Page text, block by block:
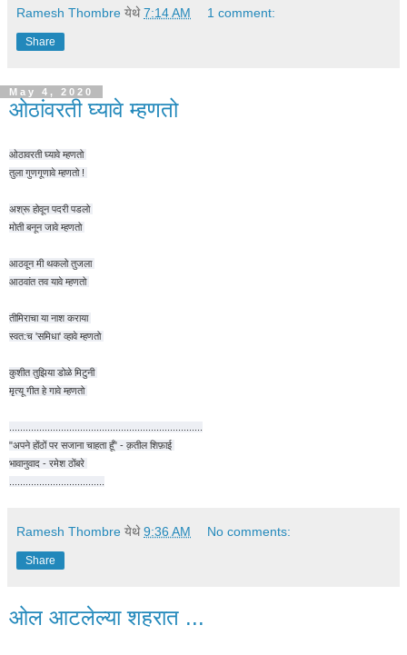
Ramesh Thombre येथे7:14 AM 1 comment:
Share
May 4, 2020
ओठांवरती घ्यावे म्हणतो
ओठावरती घ्यावे म्हणतो
तुला गुणगूणावे म्हणतो !
अश्रू होवून पदरी पडलो
मोती बनून जावे म्हणतो
आठवून मी थकलो तुजला
आठवांत तव यावे म्हणतो
तीमिराचा या नाश कराया
स्वत:च 'समिधा' व्हावे म्हणतो
कुशीत तुझिया डोळे मिटुनी
मृत्यू गीत हे गावे म्हणतो
"अपने होंठों पर सजाना चाहता हूँ" - क़तील शिफ़ाई
भावानुवाद - रमेश ठोंबरे
Ramesh Thombre येथे9:36 AM No comments:
Share
ओल आटलेल्या शहरात ...